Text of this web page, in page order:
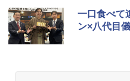
1
チキン
食品 イ
1
[山善]
暮らし
チーム
一口食べて
ン×八代目